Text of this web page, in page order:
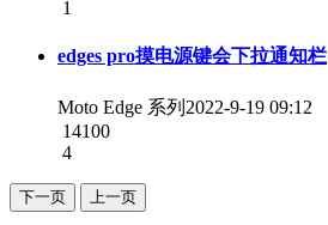
1
edges pro摸电源键会下拉通知栏
Moto Edge 系列 2022-9-19 09:12
14100
4
下一页 上一页